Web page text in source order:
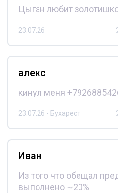
Цыган любит
23.07.26
алекс
кинул меня
23.07.26 - Бухарест
Иван
Из того что обещал
выполнено ~20%